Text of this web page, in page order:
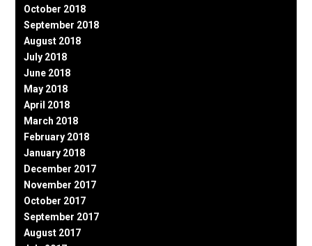
October 2018
September 2018
August 2018
July 2018
June 2018
May 2018
April 2018
March 2018
February 2018
January 2018
December 2017
November 2017
October 2017
September 2017
August 2017